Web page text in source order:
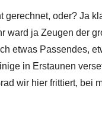
gerechnet, oder? Ja
ward ja Zeugen der
etwas Passendes,
in Erstaunen
wir hier frittiert, bei